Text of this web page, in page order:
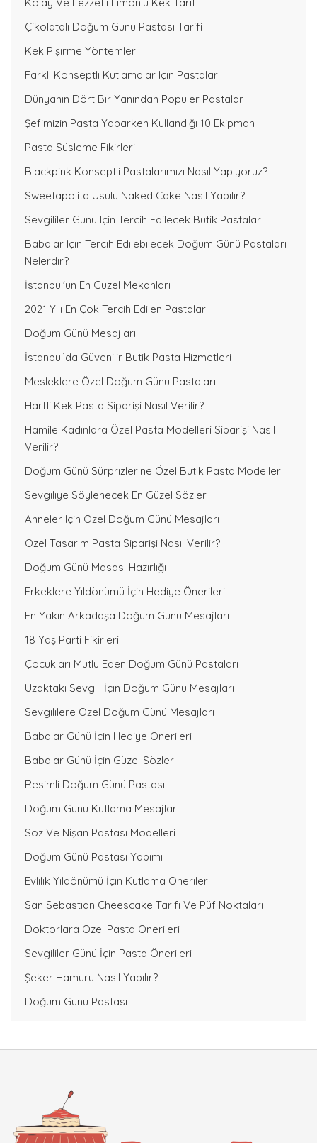
Çikolatalı Doğum Günü Pastası Tarifi
Kek Pişirme Yöntemleri
Farklı Konseptli Kutlamalar Için Pastalar
Dünyanın Dört Bir Yanından Popüler Pastalar
Şefimizin Pasta Yaparken Kullandığı 10 Ekipman
Pasta Süsleme Fikirleri
Blackpink Konseptli Pastalarımızı Nasıl Yapıyoruz?
Sweetapolita Usulü Naked Cake Nasıl Yapılır?
Sevgililer Günü Için Tercih Edilecek Butik Pastalar
Babalar Için Tercih Edilebilecek Doğum Günü Pastaları
Nelerdir?
İstanbul'un En Güzel Mekanları
2021 Yılı En Çok Tercih Edilen Pastalar
Doğum Günü Mesajları
İstanbul’da Güvenilir Butik Pasta Hizmetleri
Mesleklere Özel Doğum Günü Pastaları
Harfli Kek Pasta Siparişi Nasıl Verilir?
Hamile Kadınlara Özel Pasta Modelleri Siparişi Nasıl
Verilir?
Doğum Günü Sürprizlerine Özel Butik Pasta Modelleri
Sevgiliye Söylenecek En Güzel Sözler
Anneler Için Özel Doğum Günü Mesajları
Özel Tasarım Pasta Siparişi Nasıl Verilir?
Doğum Günü Masası Hazırlığı
Erkeklere Yıldönümü İçin Hediye Önerileri
En Yakın Arkadaşa Doğum Günü Mesajları
18 Yaş Parti Fikirleri
Çocukları Mutlu Eden Doğum Günü Pastaları
Uzaktaki Sevgili İçin Doğum Günü Mesajları
Sevgililere Özel Doğum Günü Mesajları
Babalar Günü İçin Hediye Önerileri
Babalar Günü İçin Güzel Sözler
Resimli Doğum Günü Pastası
Doğum Günü Kutlama Mesajları
Söz Ve Nişan Pastası Modelleri
Doğum Günü Pastası Yapımı
Evlilik Yıldönümü İçin Kutlama Önerileri
San Sebastian Cheescake Tarifi Ve Püf Noktaları
Doktorlara Özel Pasta Önerileri
Sevgililer Günü İçin Pasta Önerileri
Şeker Hamuru Nasıl Yapılır?
Doğum Günü Pastası